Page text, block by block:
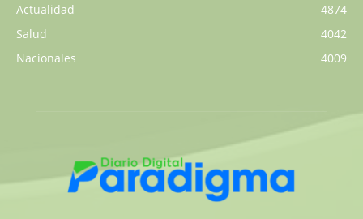
Actualidad
4874
Salud
4042
Nacionales
4009